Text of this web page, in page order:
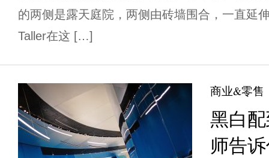
的两侧是露天庭院，两侧由砖墙围合，一直延
Taller在这 […]
商业&零售
黑白
师告